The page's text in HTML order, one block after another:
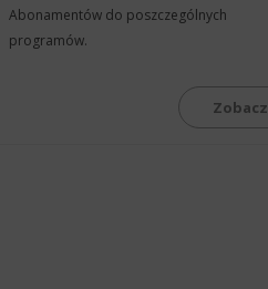
Abonamentów do poszczególnych
programów.
Zobacz